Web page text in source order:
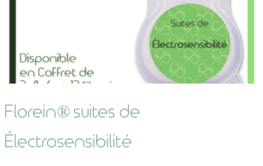
Florein® suites de
Électrosensibilité